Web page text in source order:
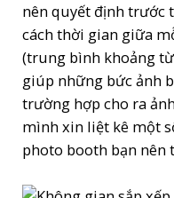
nên quyết định trước
cách thời gian giữa
(trung bình khoảng từ
giúp những bức ảnh
trường hợp cho ra
mình xin liệt kê một
photo booth bạn nên